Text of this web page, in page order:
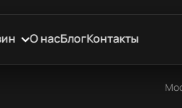
О насБлогКонтакты